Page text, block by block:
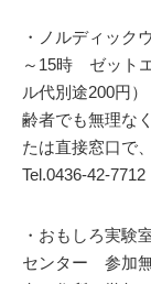
・ノルディッ
～15時 ゼット
ル代別途200円
齢者でも無理な
たは直接窓口
Tel.0436-42-
・おもしろ実
センター 参加